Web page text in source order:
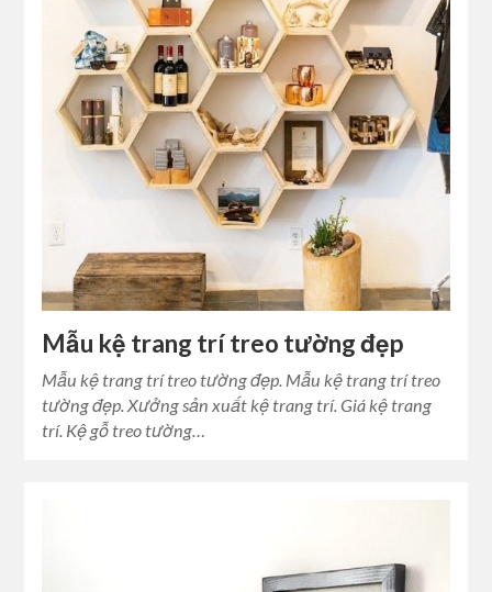
Mẫu kệ trang trí treo tường đẹp
Mẫu kệ trang trí treo tường đẹp. Mẫu kệ trang trí treo
tường đẹp. Xưởng sản xuất kệ trang trí. Giá kệ trang
trí. Kệ gỗ treo tường…